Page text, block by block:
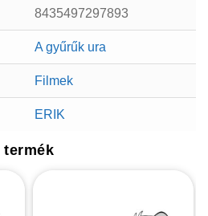
8435497297893
A gyűrűk ura
Filmek
ERIK
termék